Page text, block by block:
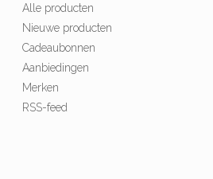
Alle producten
Nieuwe producten
Cadeaubonnen
Aanbiedingen
Merken
RSS-feed